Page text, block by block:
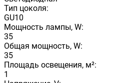
Тип цоколя:
GU10
Мощность лампы, W:
35
Общая мощность, W:
35
Площадь освещения, м²:
1